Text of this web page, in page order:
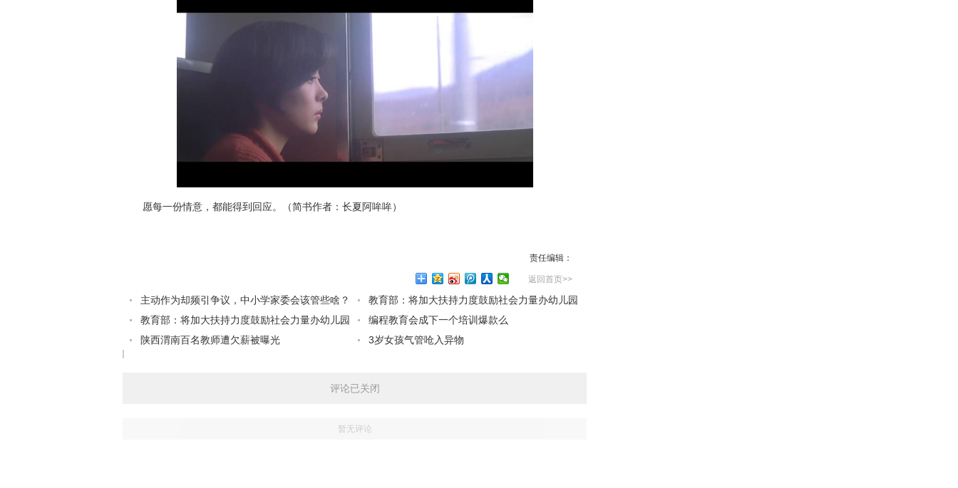
愿每一份情意，都能得到回应。（简书作者：长夏阿哞哞）
责任编辑：
返回首页>>
主动作为却频引争议，中小学家委会该管些啥？
教育部：将加大扶持力度鼓励社会力量办幼儿园
教育部：将加大扶持力度鼓励社会力量办幼儿园
编程教育会成下一个培训爆款么
陕西渭南百名教师遭欠薪被曝光
3岁女孩气管呛入异物
评论已关闭
暂无评论